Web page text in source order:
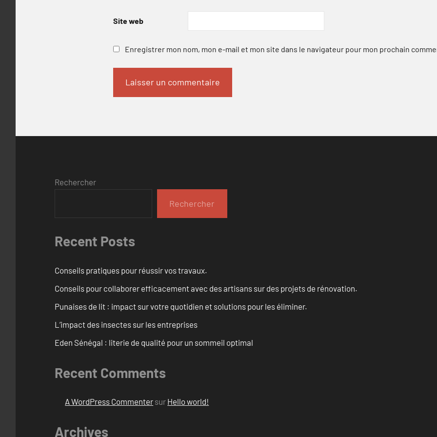
Site web
Enregistrer mon nom, mon e-mail et mon site dans le navigateur pour mon prochain
Rechercher
Rechercher
Recent Posts
Conseils pratiques pour réussir vos travaux.
Conseils pour collaborer efficacement avec des artisans sur des projets de rénovation.
Punaises de lit : impact sur votre quotidien et solutions pour les éliminer.
L’impact des insectes sur les entreprises
Eden Sénégal : literie de qualité pour un sommeil optimal
Recent Comments
A WordPress Commenter sur Hello world!
Archives